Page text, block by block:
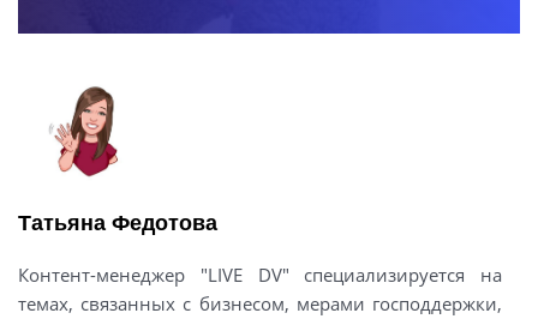
Татьяна Федотова
Контент-менеджер "LIVE DV" специализируется на
темах, связанных с бизнесом, мерами господдержки,